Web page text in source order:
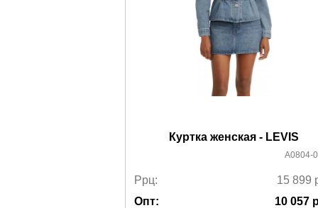
Куртка женская - LEVIS
A0804-
Ррц: 15 899
Опт:
10 057